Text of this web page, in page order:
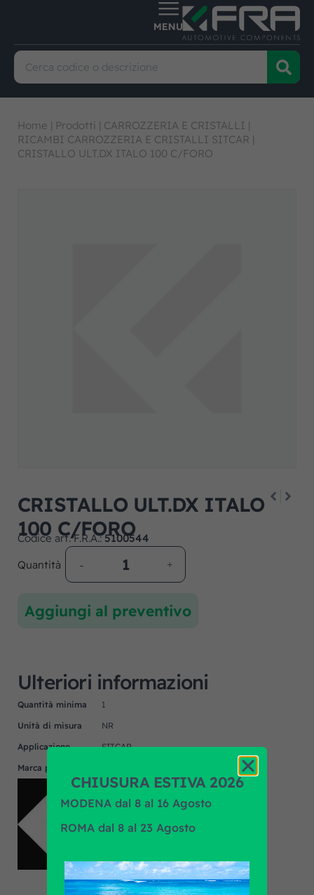
Home | Prodotti | CARROZZERIA E CRISTALLI |
RICAMBI CARROZZERIA E CRISTALLI SITCAR |
CRISTALLO ULT.DX ITALO 100 C/FORO
CRISTALLO ULT.DX ITALO
100 C/FORO
Codice art. F.R.A.:5100544
Quantità
Aggiungi al preventivo
Ulteriori informazioni
Quantità minima
1
Unità di misura
NR
Applicazione
SITCAR
Marca prodotto
CHIUSURA ESTIVA 2026
MODENA dal 8 al 16 Agosto
ROMA dal 8 al 23 Agosto